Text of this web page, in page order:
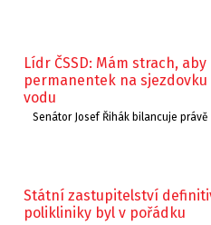
Lídr ČSSD: Mám strach,
permanentek na
vodu
Senátor Josef Řihák bilancuje
Státní zastupitelství
polikliniky byl v pořádku